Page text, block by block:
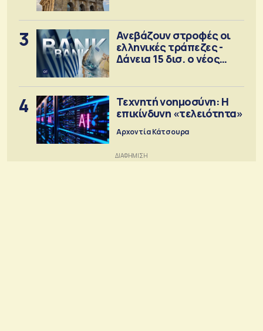
3
Ανεβάζουν στροφές οι
ελληνικές τράπεζες -
Δάνεια 15 δισ. ο νέος
4
Τεχνητή νοημοσύνη: Η
επικίνδυνη «τελειότητα»
Αρχοντία Κάτσουρα